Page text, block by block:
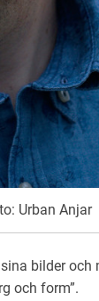
Urban Anjar
bilder och
och form”.